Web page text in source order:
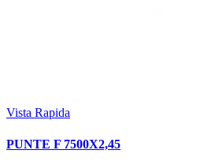
Vista Rapida
PUNTE F 7500X2,45